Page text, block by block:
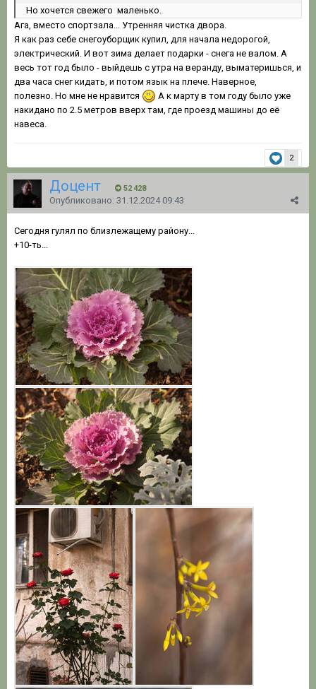
Но хочется свежего маленько.
Ага, вместо спортзала... Утренняя чистка двора.
Я как раз себе снегоуборщик купил, для начала недорогой,
электрический. И вот зима делает подарки - снега не валом. А
весь тот год было - выйдешь с утра на веранду, выматеришься, и
два часа снег кидать, и потом язык на плече. Наверное,
полезно. Но мне не нравится
А к марту в том году было уже
накидано по 2.5 метров вверх там, где проезд машины до её
навеса.
2
Доцент 52 428
Опубликовано: 31.12.2024 09:43
Сегодня гулял по близлежащему району...
+10-ть...